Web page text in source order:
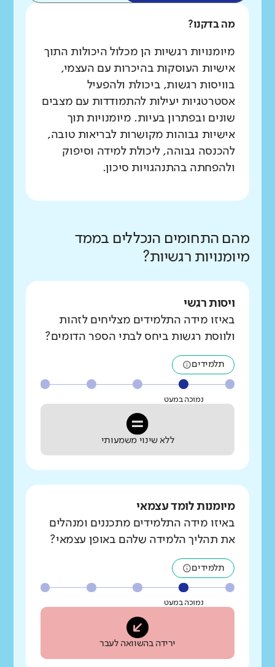
מה בדקנו?
מיומנויות רגשיות הן מכלול היכולות התוך
אישיות העוסקות בהיכרות עם העצמי,
בוויסות רגשות, ביכולת ולהפעיל
אסטרטגיות יעילות להתמודדות עם מצבים
שונים ובפתרון בעיות. מיומנויות תוך
אישיות גבוהות מקושרות לבריאות טובה,
להכנסה גבוהה, ליכולת למידה וסיפוק
ולהפחתה בהתנהגויות סיכון.
מהם התחומים הנכללים בממד
מיומנויות רגשיות?
ויסות רגשי
באיזו מידה התלמידים מצליחים לזהות
ולווסת רגשות ביחס לבתי הספר הדומים?
תלמידים
נמוכה במעט
ללא שינוי משמעותי
מיומנות לומד עצמאי
באיזו מידה התלמידים מתכננים ומנהלים
את תהליך הלמידה שלהם באופן עצמאי?
תלמידים
נמוכה במעט
ירידה בהשוואה לעבר